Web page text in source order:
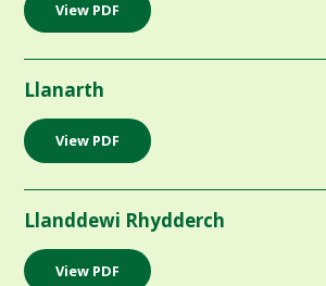
View PDF
Llanarth
View PDF
Llanddewi Rhydderch
View PDF